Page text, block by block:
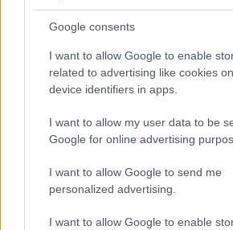
Google consents
I want to allow Google to enable
related to advertising like cookies
device identifiers in apps.
I want to allow my user data to be
Google for online advertising
I want to allow Google to send me
personalized advertising.
I want to allow Google to enable
rivoluzionando la moda